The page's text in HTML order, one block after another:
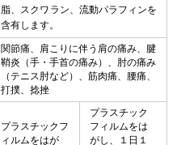
脂、スクワラン、流動パラフィンを
含有します。
関節痛、肩こりに伴う肩の痛み、腱
鞘炎（手・手首の痛み）、肘の痛み
（テニス肘など）、筋肉痛、腰痛、
打撲、捻挫
プラスチックフ
ィルムをはが
プラスチック
フィルムをは
がし、１日１